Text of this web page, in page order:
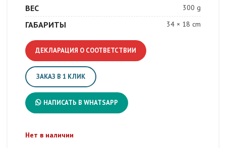
ВЕС 300 g
ГАБАРИТЫ 34 × 18 cm
ДЕКЛАРАЦИЯ О СООТВЕТСТВИИ
ЗАКАЗ В 1 КЛИК
НАПИСАТЬ В WHATSAPP
Нет в наличии